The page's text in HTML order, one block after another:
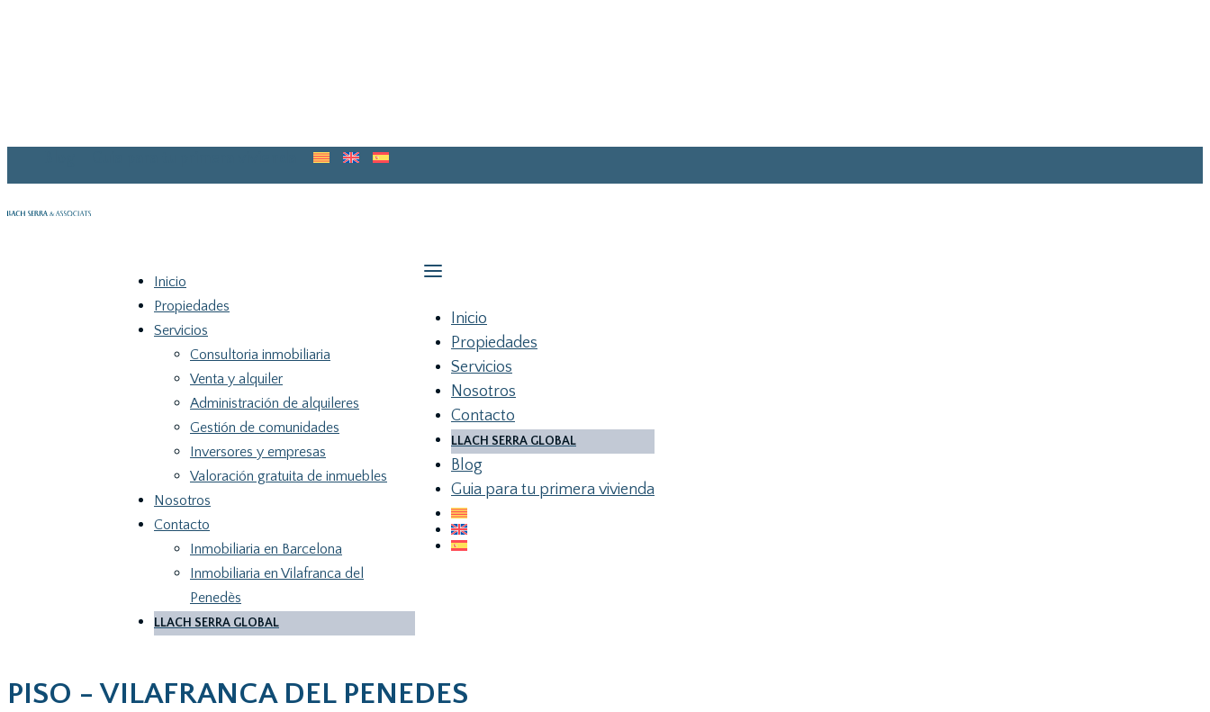
Inicio
Propiedades
Servicios
Consultoria inmobiliaria
Venta y alquiler
Administración de alquileres
Gestión de comunidades
Inversores y empresas
Valoración gratuita de inmuebles
Nosotros
Contacto
Inmobiliaria en Barcelona
Inmobiliaria en Vilafranca del
Penedès
LLACH SERRA GLOBAL
Inicio
Propiedades
Servicios
Nosotros
Contacto
LLACH SERRA GLOBAL
Blog
Guia para tu primera vivienda
PISO - VILAFRANCA DEL PENEDES